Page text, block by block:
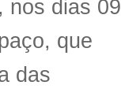
nos dias 09
que
das